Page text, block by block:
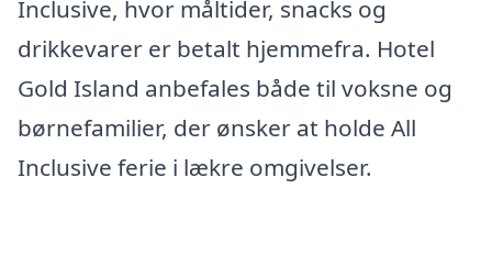
Inclusive, hvor måltider, snacks og
drikkevarer er betalt hjemmefra. Hotel
Gold Island anbefales både til voksne og
børnefamilier, der ønsker at holde All
Inclusive ferie i lækre omgivelser.